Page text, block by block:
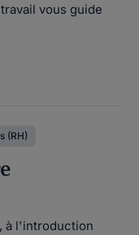
vous guide
(RH)
à l'introduction